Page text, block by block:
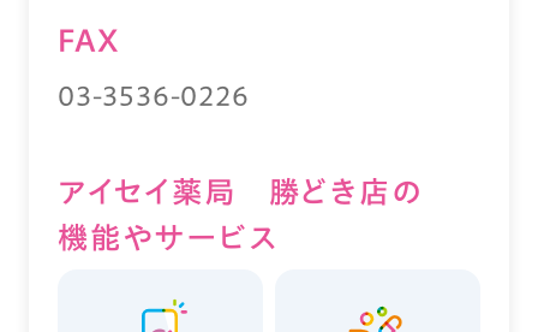
FAX
03-3536-0226
アイセイ薬局 勝どき店の
機能やサービス